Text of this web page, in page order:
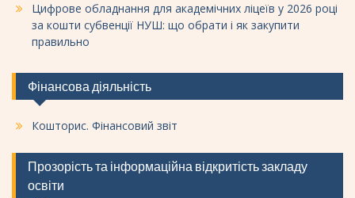
Цифрове обладнання для академічних ліцеїв у 2026 році
за кошти субвенції НУШ: що обрати і як закупити
правильно
Фінансова діяльність
Кошторис. Фінансовий звіт
Прозорість та інформаційна відкритість закладу
освіти